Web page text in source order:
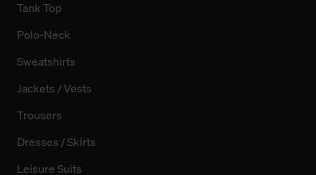
Tank Top
Polo-Neck
Sweatshirts
Jackets / Vests
Trousers
Dresses / Skirts
Leisure Suits